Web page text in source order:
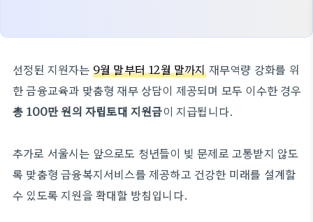
선정된 지원자는 9월 말부터 12월 말까지재무역량 강화를 위
한 금융교육과 맞춤형 재무 상담이 제공되며 모두 이수한 경우
총 100만 원의 자립토대 지원금이 지급됩니다.
추가로 서울시는 앞으로도 청년들이 빚 문제로 고통받지 않도
록 맞춤형 금융복지서비스를 제공하고 건강한 미래를 설계할
수 있도록 지원을 확대할 방침입니다.